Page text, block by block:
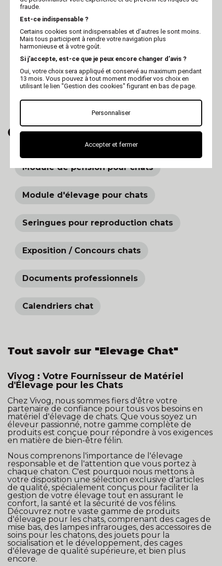
MARTIN
Calendrier chat 2027 -
VIVOG
Brassard pour expo
CRAQUEZ AUSSI POUR...
Module de pension pour chats
Module d'élevage pour chats
Seringues pour reproduction chats
Exposition / Concours chats
Documents professionnels
Calendriers chat
Tout savoir sur "Elevage Chat"
Vivog : Votre Fournisseur de Matériel
d'Élevage pour les Chats
Chez Vivog, nous sommes fiers d'être votre
partenaire de confiance pour tous vos besoins en
matériel d'élevage de chats. Que vous soyez un
éleveur passionné, notre gamme complète de
produits est conçue pour répondre à vos exigences
en matière de bien-être félin.
Nous comprenons l'importance de l'élevage
responsable et de l'attention que vous portez à
chaque chaton. C'est pourquoi nous mettons à
votre disposition une sélection exclusive d'articles
de qualité, spécialement conçus pour faciliter la
gestion de votre élevage tout en assurant le
confort, la santé et la sécurité de vos félins.
Découvrez notre vaste gamme de produits
d'élevage pour les chats, comprenant des cages de
mise bas, des lampes infrarouges, des accessoires de
soins pour les chatons, des jouets pour la
socialisation et le développement, des cages
d'élevage de qualité supérieure, et bien plus
encore.
fraude.
Est-ce indispensable ?
Certains cookies sont indispensables et d’autres le sont moins.
Mais tous participent à rendre votre navigation plus
harmonieuse et à votre goût.
Si j’accepte, est-ce que je peux encore changer d’avis ?
Oui, votre choix sera appliqué et conservé au maximum pendant
13 mois. Vous pouvez à tout moment modifier vos choix en
utilisant le lien "Gestion des cookies" figurant en bas de page.
Personnaliser
Accepter et fermer